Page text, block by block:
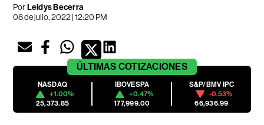
PorLeidys Becerra
08 de julio, 2022 | 12:20 PM
ÚLTIMAS COTIZACIONES
NASDAQ
+1.00%
25,373.85
IBOVESPA
+0.47%
177,999.00
S&P/BMV IPC
-0.53%
66,936.99